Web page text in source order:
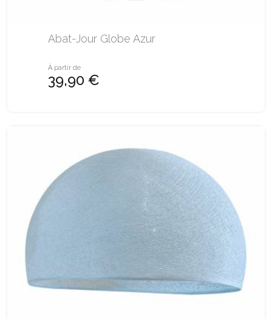
Abat-Jour Globe Azur
À partir de
39,90 €